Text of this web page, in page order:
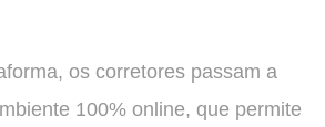
os corretores passam a
100% online, que permite